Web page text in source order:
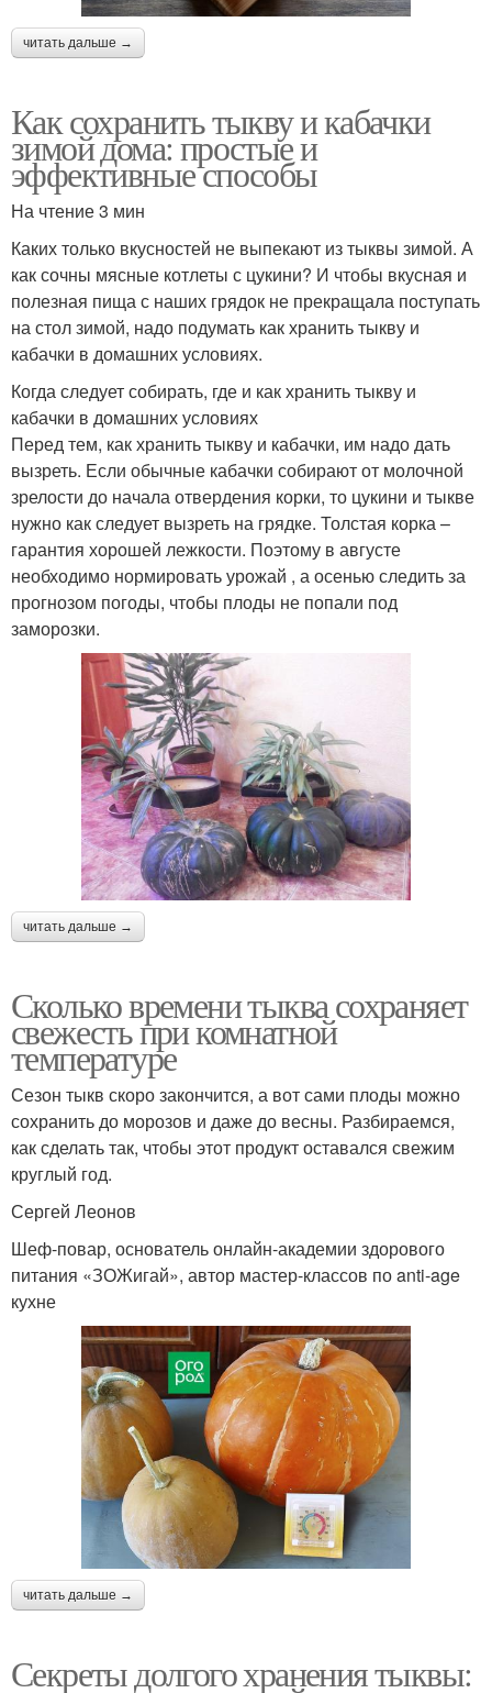
читать дальше →
Как сохранить тыкву и кабачки
зимой дома: простые и
эффективные способы
На чтение 3 мин
Каких только вкусностей не выпекают из тыквы зимой. А
как сочны мясные котлеты с цукини? И чтобы вкусная и
полезная пища с наших грядок не прекращала поступать
на стол зимой, надо подумать как хранить тыкву и
кабачки в домашних условиях.
Когда следует собирать, где и как хранить тыкву и
кабачки в домашних условиях
Перед тем, как хранить тыкву и кабачки, им надо дать
вызреть. Если обычные кабачки собирают от молочной
зрелости до начала отвердения корки, то цукини и тыкве
нужно как следует вызреть на грядке. Толстая корка –
гарантия хорошей лежкости. Поэтому в августе
необходимо нормировать урожай , а осенью следить за
прогнозом погоды, чтобы плоды не попали под
заморозки.
читать дальше →
Сколько времени тыква сохраняет
свежесть при комнатной
температуре
Сезон тыкв скоро закончится, а вот сами плоды можно
сохранить до морозов и даже до весны. Разбираемся,
как сделать так, чтобы этот продукт оставался свежим
круглый год.
Сергей Леонов
Шеф-повар, основатель онлайн-академии здорового
питания «ЗОЖигай», автор мастер-классов по anti-age
кухне
читать дальше →
Секреты долгого хранения тыквы: